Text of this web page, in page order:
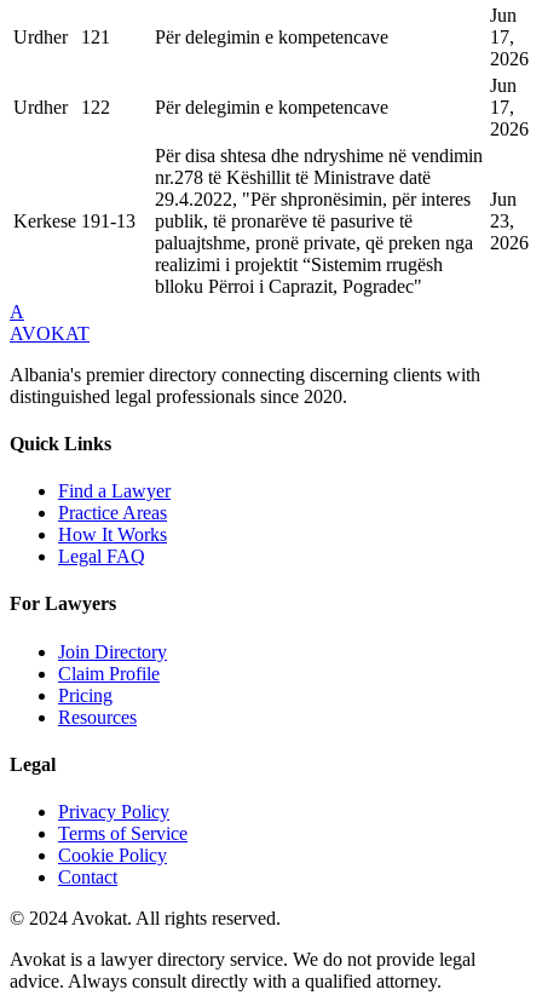
Urdher 121 Për delegimin e kompetencave
Jun
17,
2026
Urdher 122 Për delegimin e kompetencave
Jun
17,
2026
Kerkese 191-13
Për disa shtesa dhe ndryshime në vendimin
nr.278 të Këshillit të Ministrave datë
29.4.2022, "Për shpronësimin, për interes
publik, të pronarëve të pasurive të
paluajtshme, pronë private, që preken nga
realizimi i projektit “Sistemim rrugësh
blloku Përroi i Caprazit, Pogradec"
Jun
23,
2026
A
AVOKAT
Albania's premier directory connecting discerning clients with
distinguished legal professionals since 2020.
Quick Links
Find a Lawyer
Practice Areas
How It Works
Legal FAQ
For Lawyers
Join Directory
Claim Profile
Pricing
Resources
Legal
Privacy Policy
Terms of Service
Cookie Policy
Contact
© 2024 Avokat. All rights reserved.
Avokat is a lawyer directory service. We do not provide legal
advice. Always consult directly with a qualified attorney.